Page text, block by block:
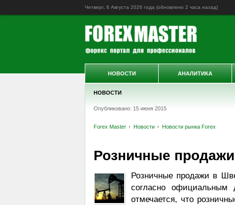
Четверг, 6 Августа 2026 года (обновлено 2 часа назад)
НОВОСТИ
Опубликовано: 15 июня 2015
Forex Master Новости Новости рынка Forex
Розничные
Розничные продажи в
согласно официальным
отмечается, что
НОВОСТИ АНАЛИТИКА